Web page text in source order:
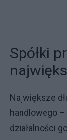
Spółki
Największe
handlowego –
działalności